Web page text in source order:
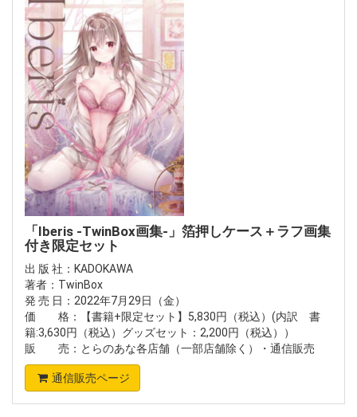
「Iberis -TwinBox画集-」箔押しケース＋ラフ画集
付き限定セット
出 版 社：KADOKAWA
著者：TwinBox
発 売 日：2022年7月29日（金）
価 格：【書籍+限定セット】5,830円（税込）(内訳 書
籍:3,630円（税込）グッズセット：2,200円（税込））
販 売：とらのあな各店舗（一部店舗除く）・通信販売
通信販売ページ